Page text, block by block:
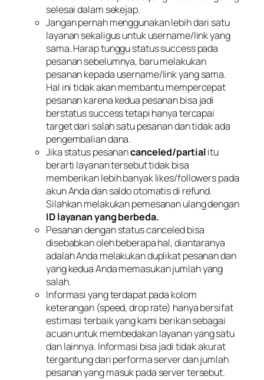
selesai dalam sekejap.
Jangan pernah menggunakan lebih dari satu
layanan sekaligus untuk username/link yang
sama. Harap tunggu status success pada
pesanan sebelumnya, baru melakukan
pesanan kepada username/link yang sama.
Hal ini tidak akan membantu mempercepat
pesanan karena kedua pesanan bisa jadi
berstatus success tetapi hanya tercapai
target dari salah satu pesanan dan tidak ada
pengembalian dana.
Jika status pesanancanceled/partialitu
berarti layanan tersebut tidak bisa
memberikan lebih banyak likes/followers pada
akun Anda dan saldo otomatis di refund.
Silahkan melakukan pemesanan ulang dengan
ID layanan yang berbeda.
Pesanan dengan status canceled bisa
disebabkan oleh beberapa hal, diantaranya
adalah Anda melakukan duplikat pesanan dan
yang kedua Anda memasukan jumlah yang
salah.
Informasi yang terdapat pada kolom
keterangan (speed, drop rate) hanya bersifat
estimasi terbaik yang kami berikan sebagai
acuan untuk membedakan layanan yang satu
dan lainnya. Informasi bisa jadi tidak akurat
tergantung dari performa server dan jumlah
pesanan yang masuk pada server tersebut.